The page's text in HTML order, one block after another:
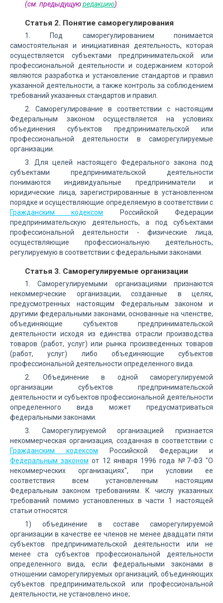
(см. предыдущуюредакцию)
Статья 2. Понятие саморегулирования
1. Под саморегулированием понимается
самостоятельная и инициативная деятельность, которая
осуществляется субъектами предпринимательской или
профессиональной деятельности и содержанием которой
являются разработка и установление стандартов и правил
указанной деятельности, а также контроль за соблюдением
требований указанных стандартов и правил.
2. Саморегулирование в соответствии с настоящим
Федеральным законом осуществляется на условиях
объединения субъектов предпринимательской или
профессиональной деятельности в саморегулируемые
организации.
3. Для целей настоящего Федерального закона под
субъектами предпринимательской деятельности
понимаются индивидуальные предприниматели и
юридические лица, зарегистрированные в установленном
порядке и осуществляющие определяемую в соответствии с
Гражданским кодексом Российской Федерации
предпринимательскую деятельность, а под субъектами
профессиональной деятельности - физические лица,
осуществляющие профессиональную деятельность,
регулируемую в соответствии с федеральными законами.
Статья 3. Саморегулируемые организации
1. Саморегулируемыми организациями признаются
некоммерческие организации, созданные в целях,
предусмотренных настоящим Федеральным законом и
другими федеральными законами, основанные на членстве,
объединяющие субъектов предпринимательской
деятельности исходя из единства отрасли производства
товаров (работ, услуг) или рынка произведенных товаров
(работ, услуг) либо объединяющие субъектов
профессиональной деятельности определенного вида.
2. Объединение в одной саморегулируемой
организации субъектов предпринимательской
деятельности и субъектов профессиональной деятельности
определенного вида может предусматриваться
федеральными законами.
3. Саморегулируемой организацией признается
некоммерческая организация, созданная в соответствии с
Гражданским кодексом Российской Федерации и
Федеральным законом от 12 января 1996 года №7-ФЗ "О
некоммерческих организациях", при условии ее
соответствия всем установленным настоящим
Федеральным законом требованиям. К числу указанных
требований помимо установленных в части 1 настоящей
статьи относятся:
1) объединение в составе саморегулируемой
организации в качестве ее членов не менее двадцати пяти
субъектов предпринимательской деятельности или не
менее ста субъектов профессиональной деятельности
определенного вида, если федеральными законами в
отношении саморегулируемых организаций, объединяющих
субъектов предпринимательской или профессиональной
деятельности, не установлено иное;